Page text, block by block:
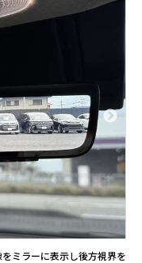
ミラーに表示し後方視界を